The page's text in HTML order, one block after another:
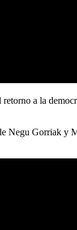
a la
Negu Gorriak y